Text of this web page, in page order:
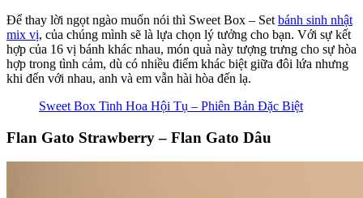
Để thay lời ngọt ngào muốn nói thì Sweet Box – Set bánh sinh nhật
mix vị, của chúng mình sẽ là lựa chọn lý tưởng cho bạn. Với sự kết
hợp của 16 vị bánh khác nhau, món quà này tượng trưng cho sự hòa
hợp trong tình cảm, dù có nhiều điểm khác biệt giữa đôi lứa nhưng
khi đến với nhau, anh và em vẫn hài hòa đến lạ.
Sweet Box Tinh Hoa Hội Tụ – Phiên Bản Đặc Biệt
Flan Gato Strawberry – Flan Gato Dâu